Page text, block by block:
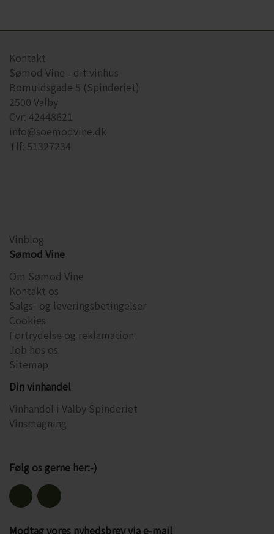
Kontakt
Sømod Vine - dit vinhus
Bomuldsgade 5 (Spinderiet)
2500 Valby
Cvr: 42448621
info@soemodvine.dk
Tlf: 51327234
Vinblog
Sømod Vine
Om Sømod Vine
Kontakt os
Salgs- og leveringsbetingelser
Cookies
Fortrydelse og reklamation
Job hos os
Sitemap
Din vinhandel
Vinhandel i Valby Spinderiet
Vinsmagning
Følg os gerne her:-)
Modtag vores nyhedsbrev via e-mail